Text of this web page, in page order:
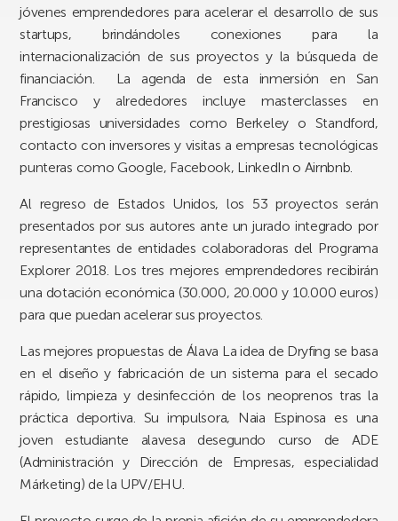
jóvenes emprendedores para acelerar el desarrollo de sus
startups, brindándoles conexiones para la
internacionalización de sus proyectos y la búsqueda de
financiación. La agenda de esta inmersión en San
Francisco y alrededores incluye masterclasses en
prestigiosas universidades como Berkeley o Standford,
contacto con inversores y visitas a empresas tecnológicas
punteras como Google, Facebook, LinkedIn o Airnbnb.
Al regreso de Estados Unidos, los 53 proyectos serán
presentados por sus autores ante un jurado integrado por
representantes de entidades colaboradoras del Programa
Explorer 2018. Los tres mejores emprendedores recibirán
una dotación económica (30.000, 20.000 y 10.000 euros)
para que puedan acelerar sus proyectos.
Las mejores propuestas de Álava La idea de Dryfing se basa
en el diseño y fabricación de un sistema para el secado
rápido, limpieza y desinfección de los neoprenos tras la
práctica deportiva. Su impulsora, Naia Espinosa es una
joven estudiante alavesa desegundo curso de ADE
(Administración y Dirección de Empresas, especialidad
Márketing) de la UPV/EHU.